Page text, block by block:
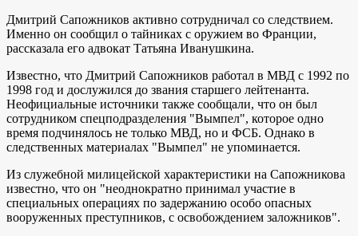
Дмитрий Сапожников активно сотрудничал со следствием.
Именно он сообщил о тайниках с оружием во Франции,
рассказала его адвокат Татьяна Иванушкина.
Известно, что Дмитрий Сапожников работал в МВД с 1992 по
1998 год и дослужился до звания старшего лейтенанта.
Неофициальные источники также сообщали, что он был
сотрудником спецподразделения "Вымпел", которое одно
время подчинялось не только МВД, но и ФСБ. Однако в
следственных материалах "Вымпел" не упоминается.
Из служебной милицейской характеристики на Сапожникова
известно, что он "неоднократно принимал участие в
специальных операциях по задержанию особо опасных
вооруженных преступников, с освобождением заложников".